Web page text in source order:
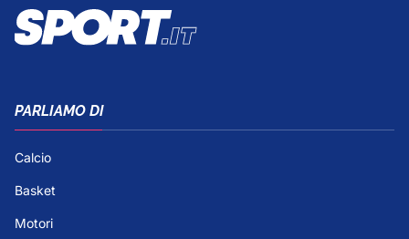
PARLIAMO DI
Calcio
Basket
Motori